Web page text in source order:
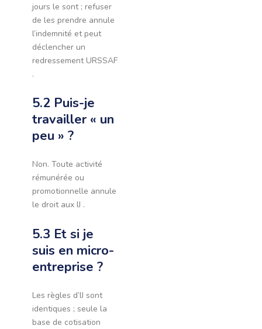
jours le sont ; refuser
de les prendre annule
l’indemnité et peut
déclencher un
redressement URSSAF
.
5.2 Puis-je
travailler « un
peu » ?
Non. Toute activité
rémunérée ou
promotionnelle annule
le droit aux IJ .
5.3 Et si je
suis en micro-
entreprise ?
Les règles d’IJ sont
identiques ; seule la
base de cotisation